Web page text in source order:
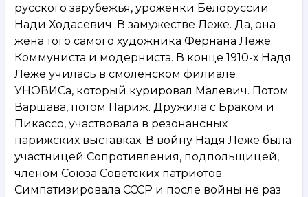
русского зарубежья, уроженки Белоруссии
Нади Ходасевич. В замужестве Леже. Да, она
жена того самого художника Фернана Леже.
Коммуниста и модерниста. В конце 1910-х Надя
Леже училась в смоленском филиале
УНОВИСа, который курировал Малевич. Потом
Варшава, потом Париж. Дружила с Браком и
Пикассо, участвовала в резонансных
парижских выставках. В войну Надя Леже была
участницей Сопротивления, подпольщицей,
членом Союза Советских патриотов.
Симпатизировала СССР и после войны не раз